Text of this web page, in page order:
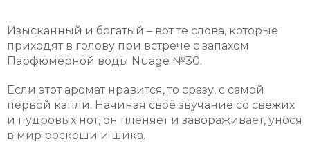
Изысканный и богатый – вот те слова, которые
приходят в голову при встрече с запахом
Парфюмерной воды Nuage №30.
Если этот аромат нравится, то сразу, с самой
первой капли. Начиная своё звучание со свежих
и пудровых нот, он пленяет и завораживает, унося
в мир роскоши и шика.